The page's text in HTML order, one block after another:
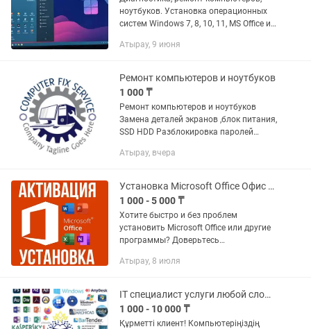
ноутбуков. Установка операционных
систем Windows 7, 8, 10, 11, MS Office и
Атырау, 9 июня
Ремонт компьютеров и ноутбуков
1 000 ₸
Ремонт компьютеров и ноутбуков
Замена деталей экранов ,блок питания,
SSD HDD Разблокировка паролей
переустановка Windows 10/11 7/8 , Mac
Атырау, вчера
Установка Microsoft Office Офис Word Ворд Excel Эксель Активация офиса
1 000 - 5 000 ₸
Хотите быстро и без проблем
установить Microsoft Office или другие
программы? Доверьтесь
💻 📌 Предлагаю: ✔️ Microsoft Office
Атырау, 8 июля
IT специалист услуги любой сложности удаленно
1 000 - 10 000 ₸
Құрметті клиент! Компьютеріңіздің